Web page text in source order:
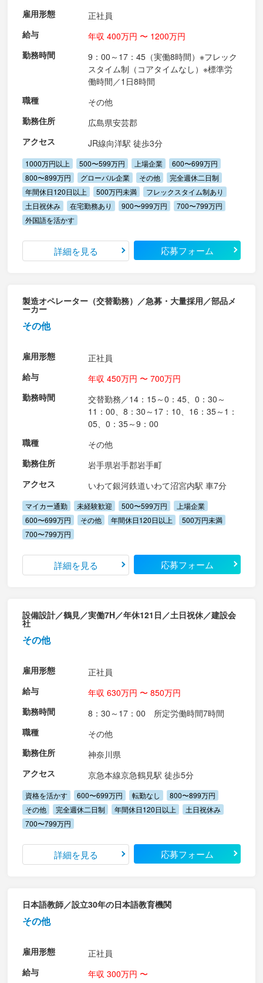
雇用形態
正社員
給与
年収 400万円 〜 1200万円
勤務時間
9：00～17：45（実働8時間）※フレック
スタイム制（コアタイムなし）※標準労
働時間／1日8時間
職種
その他
勤務住所
広島県安芸郡
アクセス
JR線向洋駅 徒歩3分
1000万円以上 500〜599万円 上場企業
600〜699万円
800〜899万円
グローバル企業 その他
完全週休二日制
年間休日120日以上
500万円未満
フレックスタイム制あり
土日祝休み
在宅勤務あり 900〜999万円
700〜799万円
外国語を活かす
詳細を見る 応募フォーム
製造オペレーター（交替勤務）／急募・大量採用／部品メ
ーカー
その他
雇用形態
正社員
給与
年収 450万円 〜 700万円
勤務時間
交替勤務／14：15～0：45、0：30～
11：00、8：30～17：10、16：35～1：
05、0：35～9：00
職種
その他
勤務住所
岩手県岩手郡岩手町
アクセス
いわて銀河鉄道いわて沼宮内駅 車7分
マイカー通勤 未経験歓迎 500〜599万円
上場企業
600〜699万円
その他 年間休日120日以上
500万円未満
700〜799万円
詳細を見る 応募フォーム
設備設計／鶴見／実働7H／年休121日／土日祝休／建設会
社
その他
雇用形態
正社員
給与
年収 630万円 〜 850万円
勤務時間
8：30～17：00 所定労働時間7時間
職種
その他
勤務住所
神奈川県
アクセス
京急本線京急鶴見駅 徒歩5分
資格を活かす 600〜699万円 転勤なし
800〜899万円
その他
完全週休二日制 年間休日120日以上
土日祝休み
700〜799万円
詳細を見る 応募フォーム
日本語教師／設立30年の日本語教育機関
その他
雇用形態
正社員
給与
年収 300万円 〜